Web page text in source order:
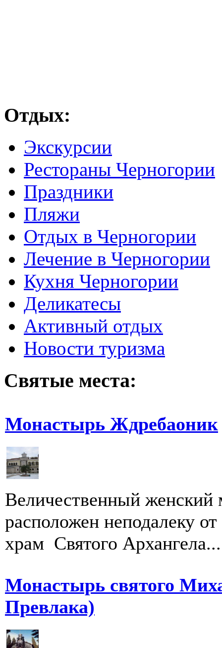
Отдых:
Экскурсии
Рестораны Черногории
Праздники
Пляжи
Отдых в Черногории
Лечение в Черногории
Кухня Черногории
Деликатесы
Активный отдых
Новости туризма
Святые места:
Монастырь Ждребаоник
Величественный
расположен неподалеку
храм Святого Архангела...
Монастырь святого
Превлака)